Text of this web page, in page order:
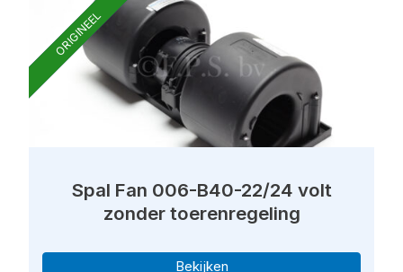
ORIGINEEL
Spal Fan 006-B40-22/24 volt
zonder toerenregeling
Bekijken